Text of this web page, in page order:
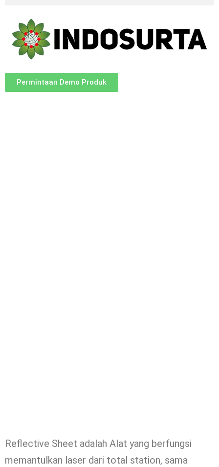
Permintaan Demo Produk
Reflective Sheet adalah Alat yang berfungsi
memantulkan laser dari total station, sama